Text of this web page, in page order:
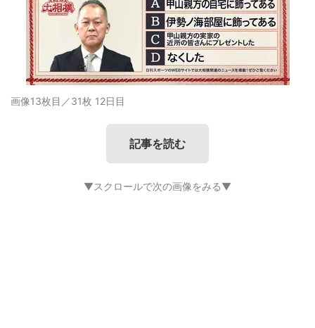
画像13枚目／31枚 12日目
記事を読む
▼スクロールで次の画像をみる▼